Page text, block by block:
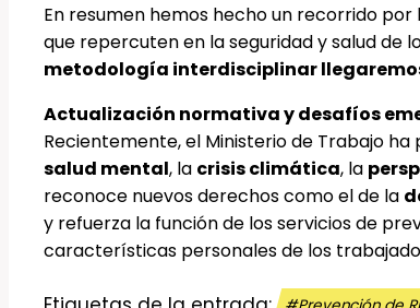
En resumen hemos hecho un recorrido
que repercuten en la seguridad y salud de
metodología interdisciplinar
Actualización normativa y desafíos
Recientemente, el Ministerio de Trabajo
salud mental, la crisis climática, la
reconoce nuevos derechos como el de la
y refuerza la función de los servicios de
características personales de los